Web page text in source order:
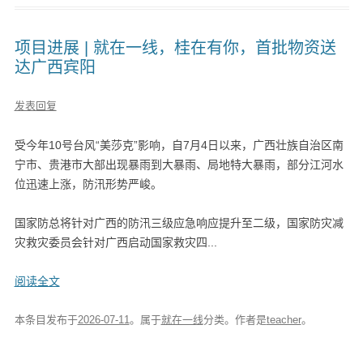
项目进展 | 就在一线，桂在有你，首批物资送
达广西宾阳
发表回复
受今年10号台风“美莎克”影响，自7月4日以来，广西壮族自治区南
宁市、贵港市大部出现暴雨到大暴雨、局地特大暴雨，部分江河水
位迅速上涨，防汛形势严峻。
国家防总将针对广西的防汛三级应急响应提升至二级，国家防灾减
灾救灾委员会针对广西启动国家救灾四...
阅读全文
本条目发布于2026-07-11。属于就在一线分类。 作者是teacher。